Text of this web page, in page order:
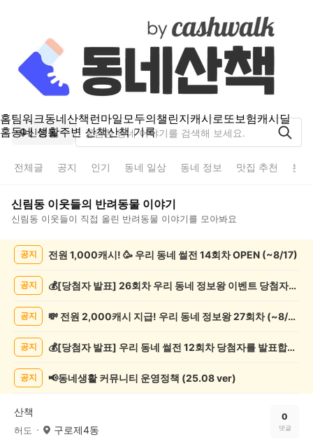
홈팀워크동네산책런마일모두의챌린지캐시로또보험캐시딜
홈동네 생활주변 산책산책 기록
신림동
전체글 공지 인기 동네 일상 동네 정보 맛집 추천 분
신림동 이웃들의 반려동물 이야기
신림동 이웃들이 직접 올린 반려동물 이야기를 모아봐요
록
공지 전원 1,000캐시! 🥳 우리 동네 썰전 14회차 OPEN (~8/17)
공지 💰[당첨자 발표] 26회차 우리 동네 정보왕 이벤트 당첨자를 발표합니다!
공지 💸 전원 2,000캐시 지급! 우리 동네 정보왕 27회차 (~8/10)
공지 💰[당첨자 발표] 우리 동네 썰전 12회차 당첨자를 발표합니다!
공지 📢동네생활 커뮤니티 운영정책 (25.08 ver)
산책
허도 구로제4동
0
댓글